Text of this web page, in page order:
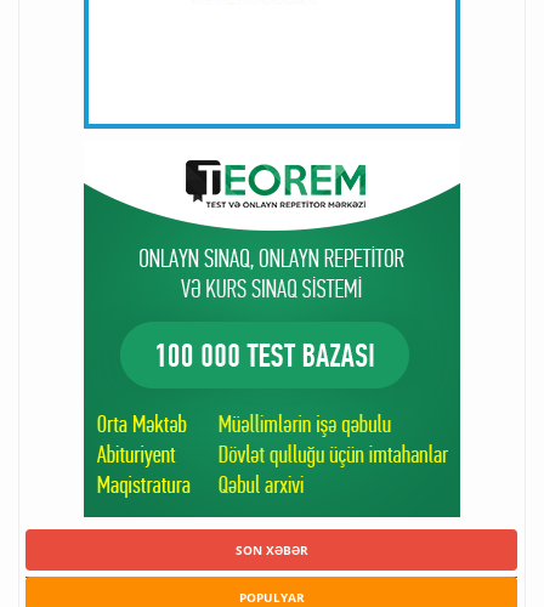
SON XƏBƏR
POPULYAR